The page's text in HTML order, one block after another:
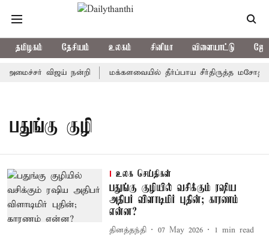
தமிழகம் தேசியம் உலகம் சினிமா விளையாட்டு
அமைச்சர் விஜய் நன்றி மக்களவையில் தீர்ப்பாய சீர்திருத்த மசோதா
பதுங்கு குழி
உலக செய்திகள்
பதுங்கு குழியில் வசிக்கும் ரஷிய
அதிபர் விளாடிமிர் புதின்; காரணம்
என்ன?
தினத்தந்தி 07 May 2026 1 min read